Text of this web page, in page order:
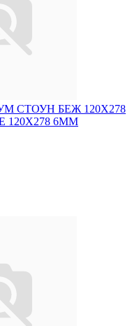
СТОУН БЕЖ 120X278
120X278 6MM